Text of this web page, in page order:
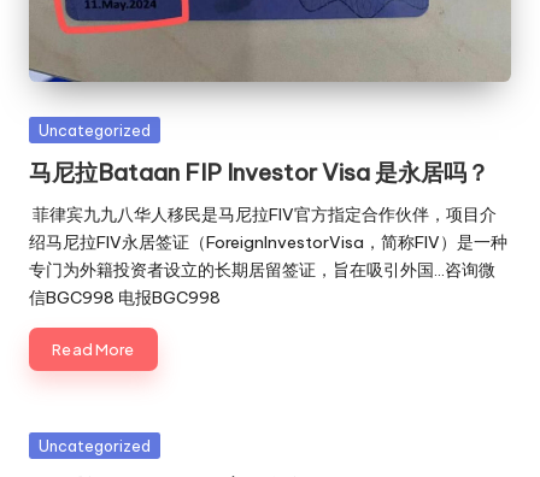
Posted
Uncategorized
马尼拉Bataan FIP Investor Visa 是永居吗？
菲律宾九九八华人移民是马尼拉FIV官方指定合作伙伴，项目介
绍马尼拉FIV永居签证（ForeignInvestorVisa，简称FIV）是一种
专门为外籍投资者设立的长期居留签证，旨在吸引外国…咨询微
信BGC998 电报BGC998
Read More
Posted
Uncategorized